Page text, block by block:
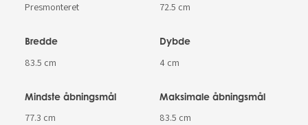
Presmonteret 72.5 cm
Bredde
83.5 cm
Dybde
4 cm
Mindste åbningsmål
77.3 cm
Maksimale åbningsmål
83.5 cm